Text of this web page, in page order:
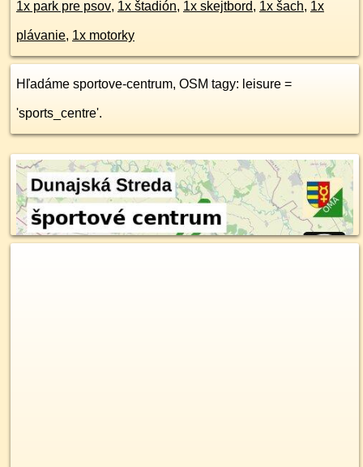
1x park pre psov, 1x štadión, 1x skejtbord, 1x šach, 1x
plávanie, 1x motorky
Hľadáme sportove-centrum, OSM tagy: leisure =
'sports_centre'.